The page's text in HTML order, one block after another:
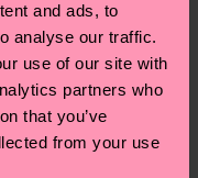
and ads, to
analyse our traffic.
use of our site with
partners who
that you’ve
from your use